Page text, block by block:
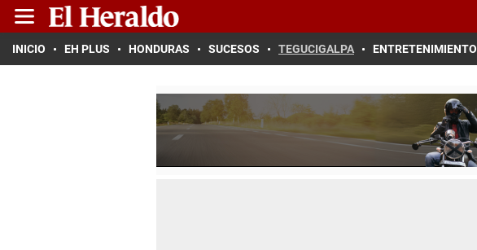
INICIO EH PLUS HONDURAS SUCESOS TEGUCIGALPA ENTRETENIMIENTO